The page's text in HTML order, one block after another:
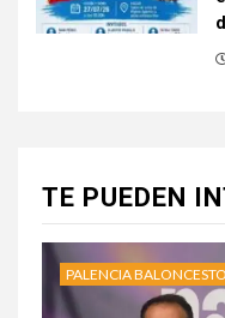
TE PUEDEN
PALENCIA BALONCESTO